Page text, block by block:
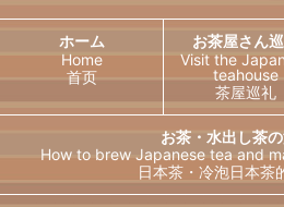
ホーム
Home
首页
お茶屋さん
Visit the
teahouse
茶屋巡礼
お茶・水出し茶
How to brew Japanese tea and
日本茶・冷泡日本茶